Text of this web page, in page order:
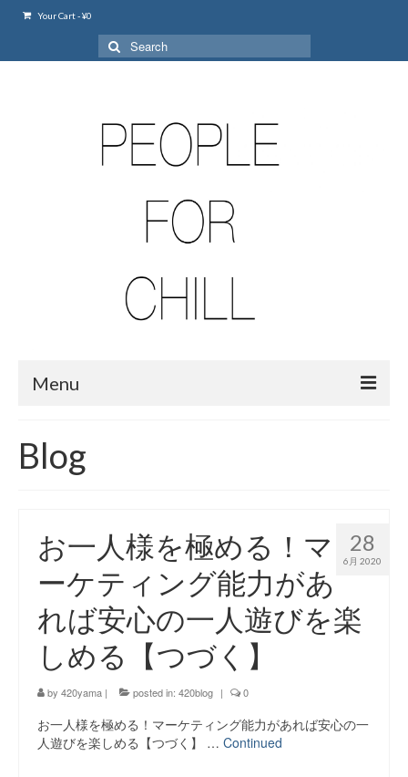
Your Cart-¥0
Search
for:
Menu
420 shibuya_info
420 shibuya_shop
Instagram:420shibuya_official
About:FOUR TWENTY SHIBUYA
YouTube:420shibuya
420 Blog Full
www.h4wp.com
Blog
28
6月 2020
お一人様を極める！マ
ーケティング能力があ
れば安心の一人遊びを楽
しめる【つづく】
by 420yama | posted in: 420blog | 0
お一人様を極める！マーケティング能力があれば安心の一
人遊びを楽しめる【つづく】 … Continued